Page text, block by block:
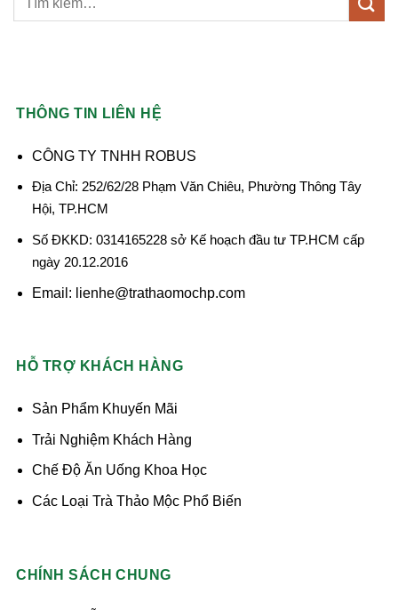
THÔNG TIN LIÊN HỆ
CÔNG TY TNHH ROBUS
Địa Chỉ: 252/62/28 Phạm Văn Chiêu, Phường Thông Tây
Hội, TP.HCM
Số ĐKKD: 0314165228 sở Kế hoạch đầu tư TP.HCM cấp
ngày 20.12.2016
Email: lienhe@trathaomochp.com
HỖ TRỢ KHÁCH HÀNG
Sản Phẩm Khuyến Mãi
Trải Nghiệm Khách Hàng
Chế Độ Ăn Uống Khoa Học
Các Loại Trà Thảo Mộc Phổ Biến
CHÍNH SÁCH CHUNG